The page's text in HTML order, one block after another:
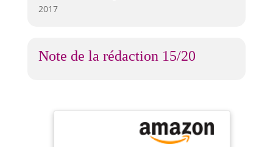
2017
Note de la rédaction 15/20